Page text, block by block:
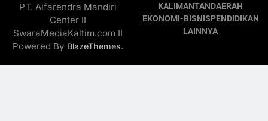
PT. Alfarendra Mandiri
Center II
SwaraMediaKaltim.com II
Powered By BlazeThemes.
KALIMANTANDAERAH
EKONOMI-BISNISPENDIDIKAN
LAINNYA